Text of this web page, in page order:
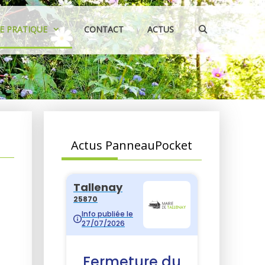
PRATIQUE CONTACT ACTUS
Actus PanneauPocket